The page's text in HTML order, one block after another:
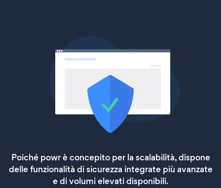
Poiché powr è concepito per la scalabilità, dispone
delle funzionalità di sicurezza integrate più avanzate
e di volumi elevati disponibili.